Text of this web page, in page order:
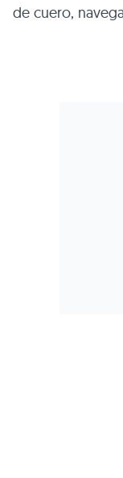
de cuero,